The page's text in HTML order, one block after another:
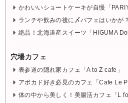
かわいいショートケーキが自慢「
ランチや飲みの後に〆パフェはいかが
絶品！北海道産スイーツ「HIGUMA
穴場カフェ
表参道の隠れ家カフェ「A to Z cafe」
アボカド好き必見のカフェ「Cafe Le
体の中から美しく！美腸活カフェ「L